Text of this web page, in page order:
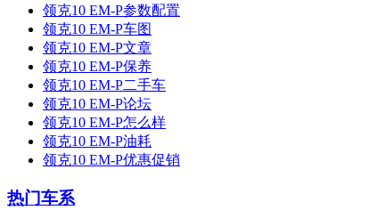
领克10 EM-P参数配置
领克10 EM-P车图
领克10 EM-P文章
领克10 EM-P保养
领克10 EM-P二手车
领克10 EM-P论坛
领克10 EM-P怎么样
领克10 EM-P油耗
领克10 EM-P优惠促销
热门车系